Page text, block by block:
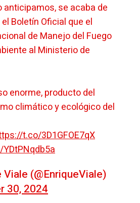
Boletín Oficial que el
de Manejo del Fuego
al Ministerio de
enorme, producto del
climático y ecológico del
t.co/3D1GFOE7qX
(@EnriqueViale)
30, 2024